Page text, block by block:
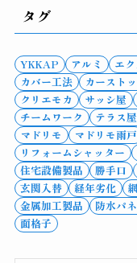
タグ
YKKAP アルミ エ
カバー工法
カースト
クリエモカ
サッシ屋
チームワーク
テラス
マドリモ
マドリモ雨戸
リフォームシャッター
住宅設備製品
勝手口
玄関入替
経年劣化
金属加工製品
防水パ
面格子